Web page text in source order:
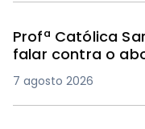
Profª Católica
falar contra o
7 agosto 2026